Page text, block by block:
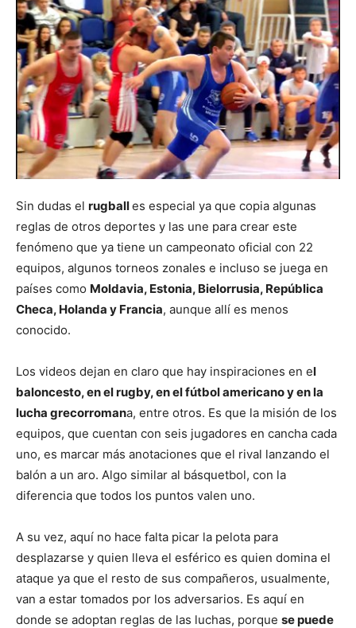
Sin dudas el rugballes especial ya que copia algunas
reglas de otros deportes y las une para crear este
fenómeno que ya tiene un campeonato oficial con 22
equipos, algunos torneos zonales e incluso se juega en
países como Moldavia, Estonia, Bielorrusia, República
Checa, Holanda y Francia, aunque allí es menos
conocido.
Los videos dejan en claro que hay inspiraciones en el
baloncesto, en el rugby, en el fútbol americano y en la
lucha grecorromana, entre otros. Es que la misión de los
equipos, que cuentan con seis jugadores en cancha cada
uno, es marcar más anotaciones que el rival lanzando el
balón a un aro. Algo similar al básquetbol, con la
diferencia que todos los puntos valen uno.
A su vez, aquí no hace falta picar la pelota para
desplazarse y quien lleva el esférico es quien domina el
ataque ya que el resto de sus compañeros, usualmente,
van a estar tomados por los adversarios. Es aquí en
donde se adoptan reglas de las luchas, porque se puede